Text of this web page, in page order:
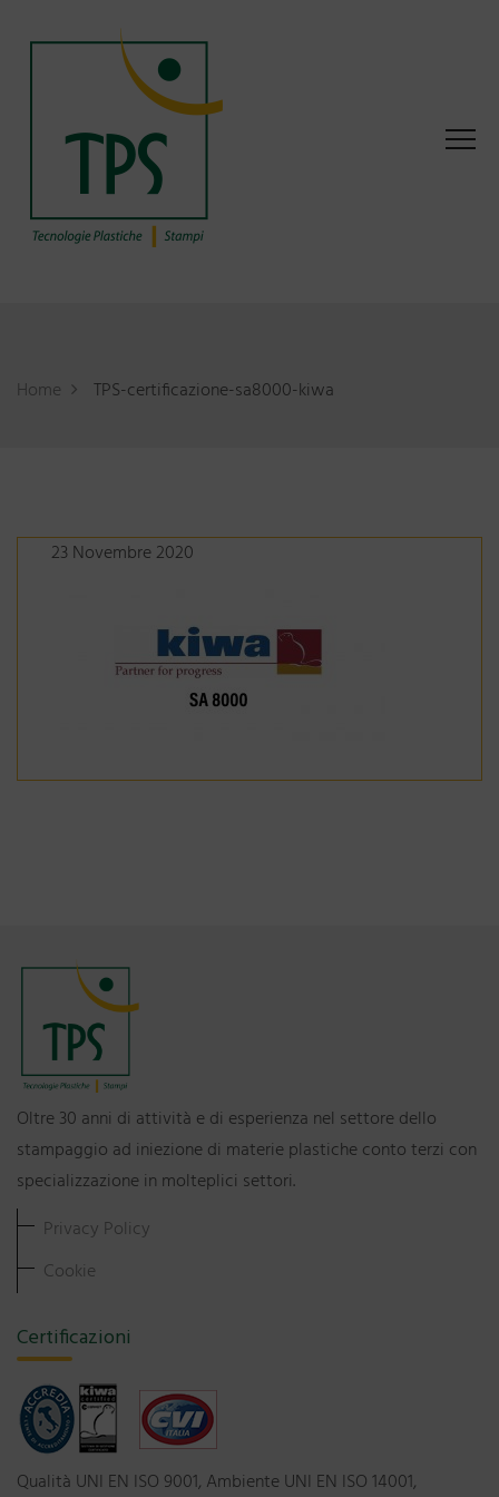
Home TPS-certificazione-sa8000-kiwa
23 Novembre 2020
Oltre 30 anni di attività e di esperienza nel settore dello
stampaggio ad iniezione di materie plastiche conto terzi con
specializzazione in molteplici settori.
Privacy Policy
Cookie
Certificazioni
Qualità UNI EN ISO 9001, Ambiente UNI EN ISO 14001,